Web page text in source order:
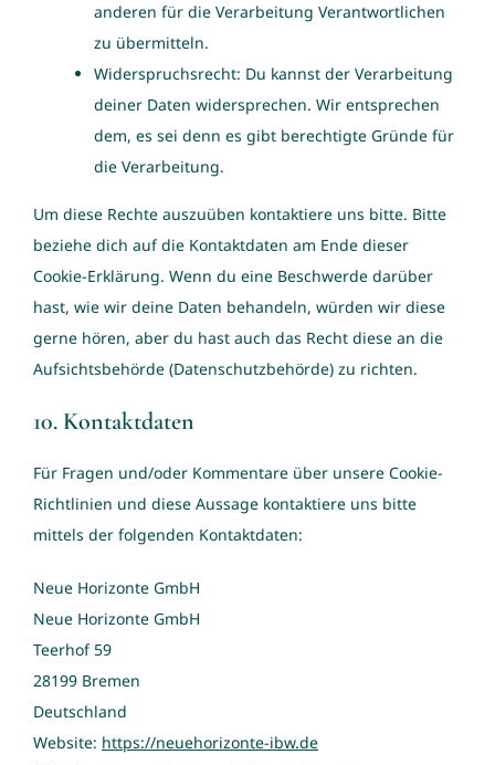
anderen für die Verarbeitung Verantwortlichen
zu übermitteln.
Widerspruchsrecht: Du kannst der Verarbeitung
deiner Daten widersprechen. Wir entsprechen
dem, es sei denn es gibt berechtigte Gründe für
die Verarbeitung.
Um diese Rechte auszuüben kontaktiere uns bitte. Bitte
beziehe dich auf die Kontaktdaten am Ende dieser
Cookie-Erklärung. Wenn du eine Beschwerde darüber
hast, wie wir deine Daten behandeln, würden wir diese
gerne hören, aber du hast auch das Recht diese an die
Aufsichtsbehörde (Datenschutzbehörde) zu richten.
10. Kontaktdaten
Für Fragen und/oder Kommentare über unsere Cookie-
Richtlinien und diese Aussage kontaktiere uns bitte
mittels der folgenden Kontaktdaten:
Neue Horizonte GmbH
Neue Horizonte GmbH
Teerhof 59
28199 Bremen
Deutschland
Website: https://neuehorizonte-ibw.de